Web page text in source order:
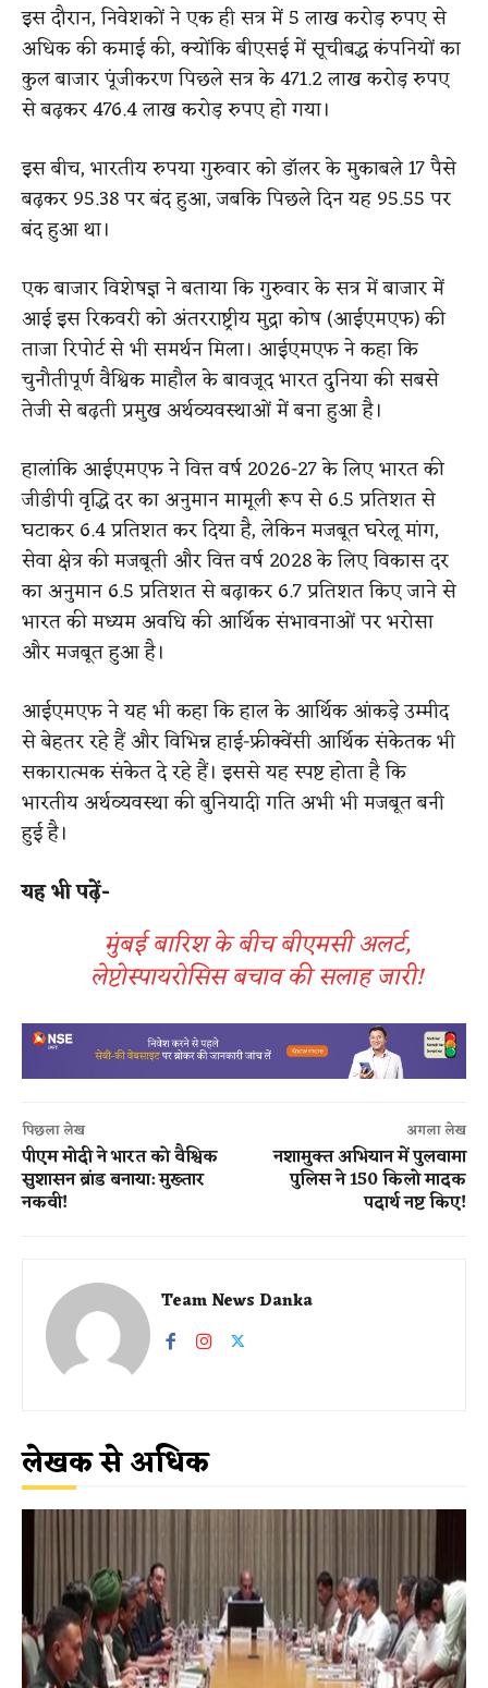
इस दौरान, निवेशकों ने एक ही सत्र में 5 लाख करोड़ रुपए से
अधिक की कमाई की, क्योंकि बीएसई में सूचीबद्ध कंपनियों का
कुल बाजार पूंजीकरण पिछले सत्र के 471.2 लाख करोड़ रुपए
से बढ़कर 476.4 लाख करोड़ रुपए हो गया।
इस बीच, भारतीय रुपया गुरुवार को डॉलर के मुकाबले 17 पैसे
बढ़कर 95.38 पर बंद हुआ, जबकि पिछले दिन यह 95.55 पर
बंद हुआ था।
एक बाजार विशेषज्ञ ने बताया कि गुरुवार के सत्र में बाजार में
आई इस रिकवरी को अंतरराष्ट्रीय मुद्रा कोष (आईएमएफ) की
ताजा रिपोर्ट से भी समर्थन मिला। आईएमएफ ने कहा कि
चुनौतीपूर्ण वैश्विक माहौल के बावजूद भारत दुनिया की सबसे
तेजी से बढ़ती प्रमुख अर्थव्यवस्थाओं में बना हुआ है।
हालांकि आईएमएफ ने वित्त वर्ष 2026-27 के लिए भारत की
जीडीपी वृद्धि दर का अनुमान मामूली रूप से 6.5 प्रतिशत से
घटाकर 6.4 प्रतिशत कर दिया है, लेकिन मजबूत घरेलू मांग,
सेवा क्षेत्र की मजबूती और वित्त वर्ष 2028 के लिए विकास दर
का अनुमान 6.5 प्रतिशत से बढ़ाकर 6.7 प्रतिशत किए जाने से
भारत की मध्यम अवधि की आर्थिक संभावनाओं पर भरोसा
और मजबूत हुआ है।
आईएमएफ ने यह भी कहा कि हाल के आर्थिक आंकड़े उम्मीद
से बेहतर रहे हैं और विभिन्न हाई-फ्रीक्वेंसी आर्थिक संकेतक भी
सकारात्मक संकेत दे रहे हैं। इससे यह स्पष्ट होता है कि
भारतीय अर्थव्यवस्था की बुनियादी गति अभी भी मजबूत बनी
हुई है।
यह भी पढ़ें-
मुंबई बारिश के बीच बीएमसी अलर्ट,
लेप्टोस्पायरोसिस बचाव की सलाह जारी!
पिछला लेख
पीएम मोदी ने भारत को वैश्विक
सुशासन ब्रांड बनाया: मुख्तार
नकवी!
अगला लेख
नशामुक्त अभियान में पुलवामा
पुलिस ने 150 किलो मादक
पदार्थ नष्ट किए!
Team News Danka
लेखक से अधिक